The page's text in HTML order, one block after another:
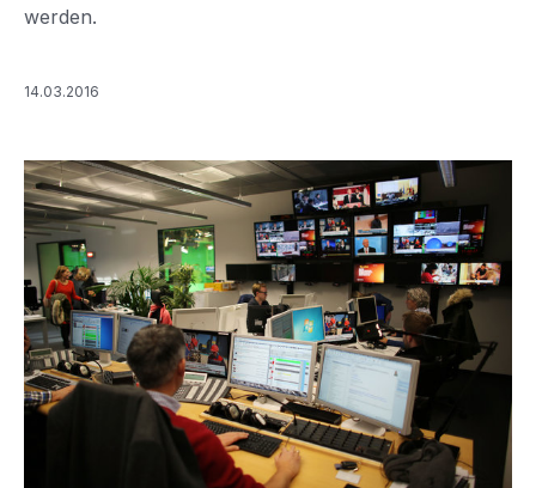
werden.
14.03.2016